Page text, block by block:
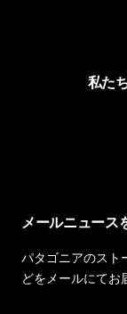
私た
メールニュース
パタゴニアのスト
どをメールにてお